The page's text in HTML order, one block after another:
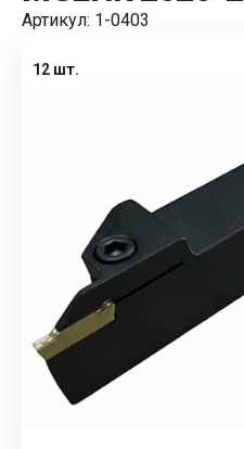
Артикул: 1-0403
12 шт.